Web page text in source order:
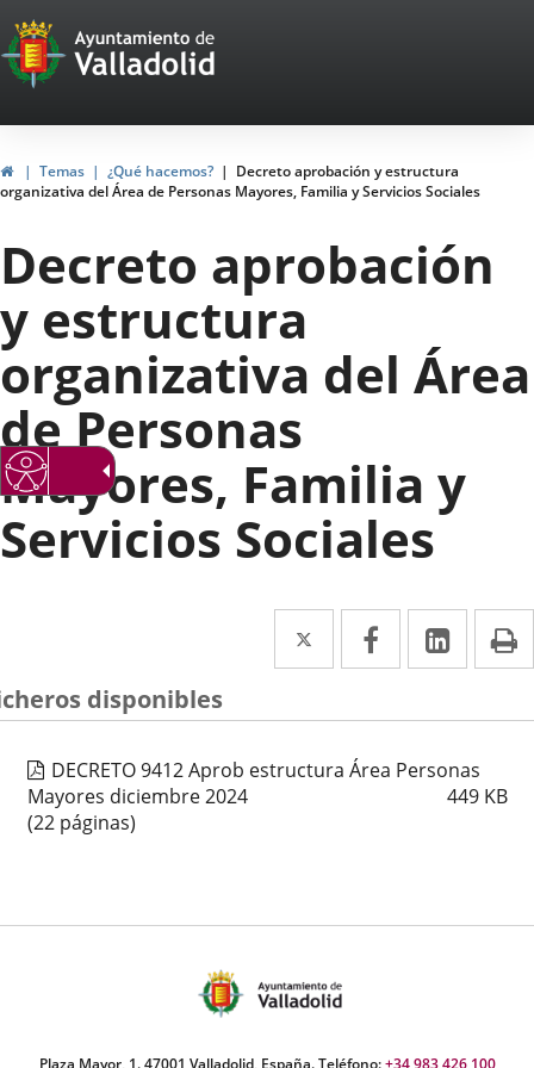
Portal
Web
del
Ayuntamiento
de
Valladolid
InicioTemas ¿Qué hacemos?
Decreto aprobación y estructura
organizativa del Área de Personas Mayores, Familia y Servicios Sociales
Decreto aprobación
y estructura
organizativa del Área
de Personas
Mayores, Familia y
Servicios Sociales
Twitter
Enlace
a
una
aplicación
externa.
Facebook
Enlace
a
una
externa.
Enlace
a
una
disponibles
DECRETO 9412 Aprob estructura Área Personas
Mayores diciembre 2024
449 KB
(22 páginas)
Plaza Mayor, 1. 47001 Valladolid, España. Teléfono:+34 983 426 100